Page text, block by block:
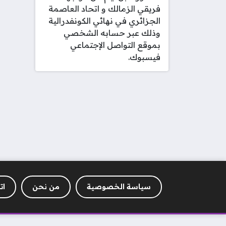
فريقي الزمالك و اتحاد العاصمة
الجزائري في نهائي الكونفدرالية
وذلك عبر حسابه الشخصي
بموقع التواصل الإجتماعي
فيسبوك.
سياسة الخصوصية من نحن